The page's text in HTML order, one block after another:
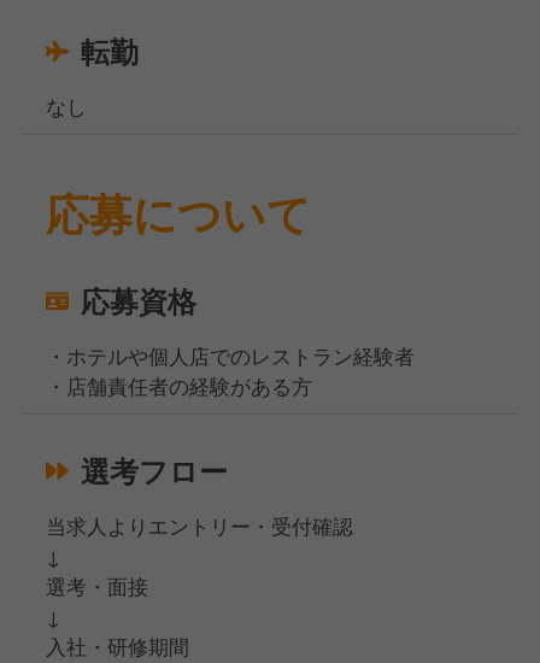
転勤
なし
応募について
応募資格
・ホテルや個人店でのレストラン経験者
・店舗責任者の経験がある方
選考フロー
当求人よりエントリー・受付確認
↓
選考・面接
↓
入社・研修期間